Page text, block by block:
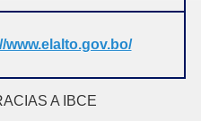
www.elalto.gov.bo/
A IBCE